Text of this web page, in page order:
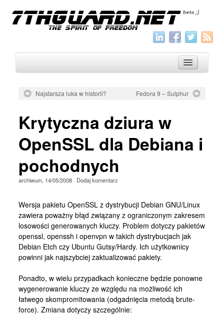
Archiwum
Wszystko
Aktualności
Artykuły
Jak pisać
Kontakt
Najstarsza luka w historii? Fedora 9 – Sulphur
Krytyczna dziura w
OpenSSL dla Debiana i
pochodnych
archiwum, 14/05/2008· Dodaj komentarz
Wersja pakietu OpenSSL z dystrybucji Debian GNU/Linux
zawiera poważny błąd związany z ograniczonym zakresem
losowości generowanych kluczy. Problem dotyczy pakietów
openssl, openssh i openvpn w takich dystrybucjach jak
Debian Etch czy Ubuntu Gutsy/Hardy. Ich użytkownicy
powinni jak najszybciej zaktualizować pakiety.
Ponadto, w wielu przypadkach konieczne będzie ponowne
wygenerowanie kluczy ze względu na możliwość ich
łatwego skompromitowania (odgadnięcia metodą brute-
force). Zmiana dotyczy szczególnie: